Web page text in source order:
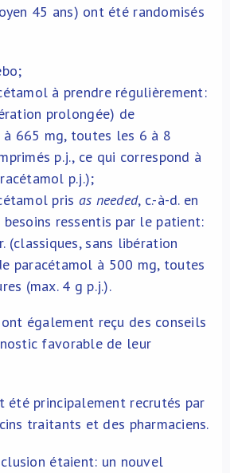
45 ans) ont été randomisés
à prendre régulièrement:
prolongée) de
à 665 mg, toutes les 6 à 8
p.j., ce qui correspond à
p.j.);
pris as needed, c.-à-d. en
ressentis par le patient:
(classiques, sans libération
paracétamol à 500 mg, toutes
(max. 4 g p.j.).
également reçu des conseils
favorable de leur
été principalement recrutés par
traitants et des pharmaciens.
étaient: un nouvel